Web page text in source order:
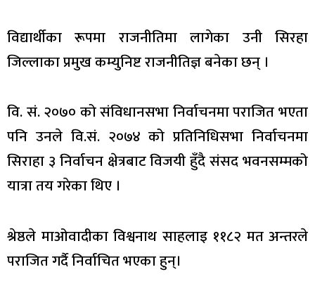
विद्यार्थीका रूपमा राजनीतिमा लागेका उनी सिरहा
जिल्लाका प्रमुख कम्युनिष्ट राजनीतिज्ञ बनेका छन् ।
वि. सं. २०७० को संविधानसभा निर्वाचनमा पराजित भएता
पनि उनले वि.सं. २०७४ को प्रतिनिधिसभा निर्वाचनमा
सिराहा ३ निर्वाचन क्षेत्रबाट विजयी हुँदै संसद भवनसम्मको
यात्रा तय गरेका थिए ।
श्रेष्ठले माओवादीका विश्वनाथ साहलाइ ११८२ मत अन्तरले
पराजित गर्दै निर्वाचित भएका हुन्।